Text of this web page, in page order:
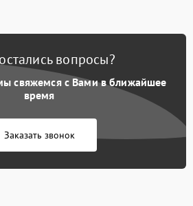
2100 ₽ Подробнее →
1700 ₽
вопросы?
свяжемся с Вами в ближайшее
время
Заказать звонок